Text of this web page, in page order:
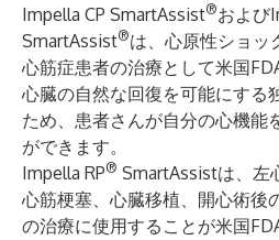
Impella CP SmartAssist®および
SmartAssist®は、心原性ショッ
心筋症患者の治療として米国
心臓の自然な回復を可能にする
ため、患者さんが自分の心機能
ができます。
Impella RP® SmartAssistは、左
心筋梗塞、心臓移植、開心術後
の治療に使用することが米国